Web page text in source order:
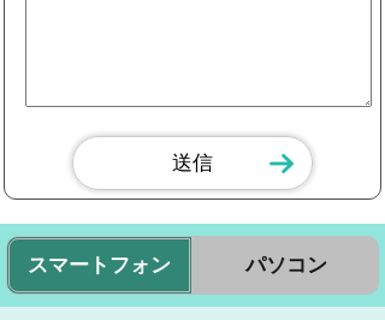
スマートフォン パソコン